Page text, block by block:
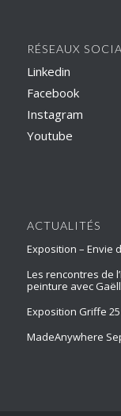
RÉSEAUX
Linkedin
Facebook
Instagram
Youtube
ACTUALITÉS
Exposition – Envie
Les rencontres de
peinture avec
Exposition Griffe 25
MadeAnywhere